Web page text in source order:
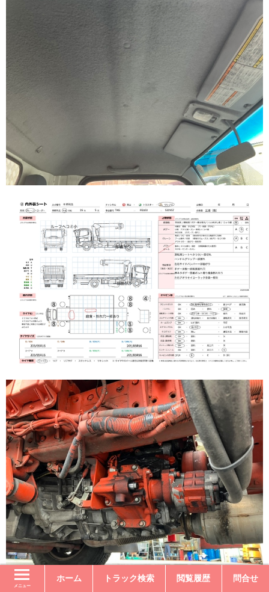
メニュー
ホーム トラック検索 閲覧履歴 問合せ